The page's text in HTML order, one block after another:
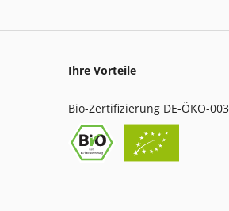
Ihre Vorteile
Bio-Zertifizierung DE-ÖKO-003